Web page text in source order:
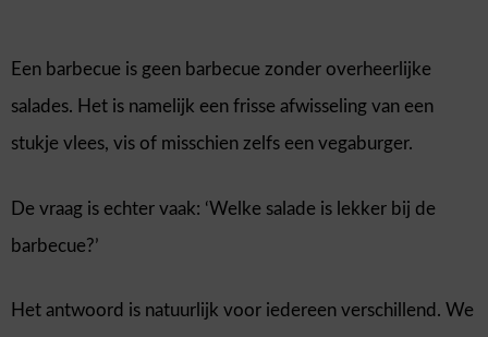
Een barbecue is geen barbecue zonder overheerlijke
salades. Het is namelijk een frisse afwisseling van een
stukje vlees, vis of misschien zelfs een vegaburger.
De vraag is echter vaak: ‘Welke salade is lekker bij de
barbecue?’
Het antwoord is natuurlijk voor iedereen verschillend. We